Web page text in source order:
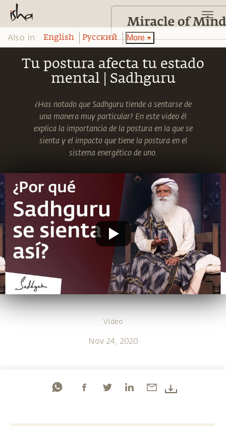
Also in: English Pусский More
Tu postura afecta tu estado
mental | Sadhguru
¿Has notado que Sadhguru tiende a sentarse de
una manera muy particular? En este video él
explica la importancia de la postura en la que se
sienta y el impacto que tiene la postura en el
sistema energético de uno.
Video
Nov 24, 2020